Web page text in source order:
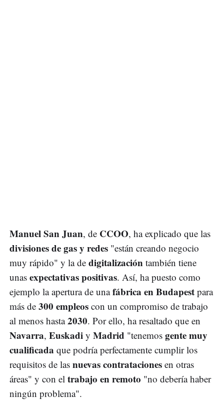
Manuel San Juan, de CCOO, ha explicado que las
divisiones de gas y redes "están creando negocio
muy rápido" y la de digitalización también tiene
unas expectativas positivas. Así, ha puesto como
ejemplo la apertura de unafábrica en Budapest para
más de 300 empleos con un compromiso de trabajo
al menos hasta2030. Por ello, ha resaltado que en
Navarra, Euskadi y Madrid "tenemos gente muy
cualificada que podría perfectamente cumplir los
requisitos de las nuevas contrataciones en otras
áreas" y con el trabajo en remoto "no debería haber
ningún problema".